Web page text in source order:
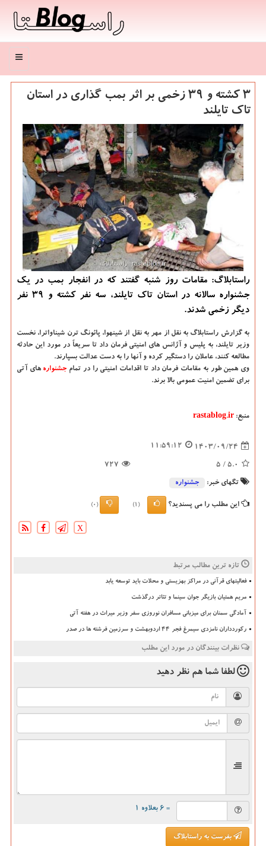
منو
۳ کشته و ۳۹ زخمی بر اثر بمب گذاری در استان
تاک تایلند
راستابلاگ: مقامات روز شنبه گفتند که در انفجار بمب در یک
جشنواره سالانه در استان تاک تایلند، سه نفر کشته و 39 نفر
دیگر زخمی شدند.
به گزارش راستابلاگ به نقل از مهر به نقل از شینهوا، پائونگ ترن شیناواترا، نخست
وزیر تایلند، به پلیس و آژانس های امنیتی فرمان داد تا سریعاً در مورد این حادثه
مطالعه کنند، عاملان را دستگیر کرده و آنها را به دست عدالت بسپارند.
وی همین طور به مقامات فرمان داد تا اقدامات امنیتی را در تمام جشنواره های آتی
برای تضمین امنیت عمومی بالا برند.
منبع: rastablog.ir
1403/09/24
11:59:12
5.0
/ 5
727
تگهای خبر: جشنواره
این مطلب را می پسندید؟ (1)
(0)
X
تازه ترین مطالب مرتبط
فعالیتهای قرآنی در مراکز بهزیستی و محلات باید توسعه یابد
مریم همتیان بازیگر جوان سینما و تئاتر درگذشت
آمادگی سمنان برای میزبانی مسافران نوروزی سفر وزیر میراث در هفته آتی
رکوردداران نامزدی سیمرغ فجر ۴۴ اردوبهشت و سرزمین فرشته ها در صدر
نظرات بینندگان در مورد این مطلب
لطفا شما هم نظر دهید
= ۶ بعلاوه ۱
بفرست به راستابلاگ